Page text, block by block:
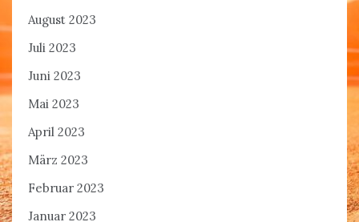
August 2023
Juli 2023
Juni 2023
Mai 2023
April 2023
März 2023
Februar 2023
Januar 2023